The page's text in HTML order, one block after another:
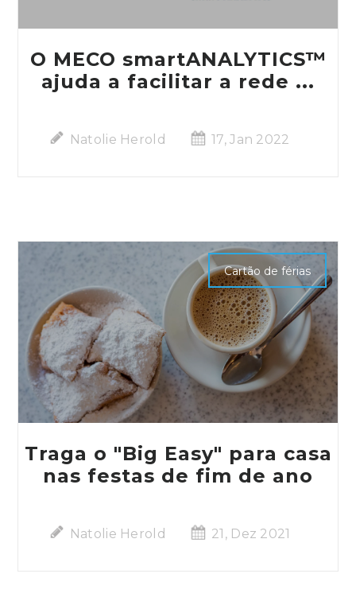
O MECO smartANALYTICS™
ajuda a facilitar a rede ...
Natolie Herold 17, Jan 2022
Cartão de férias
Traga o "Big Easy" para casa
nas festas de fim de ano
Natolie Herold 21, Dez 2021